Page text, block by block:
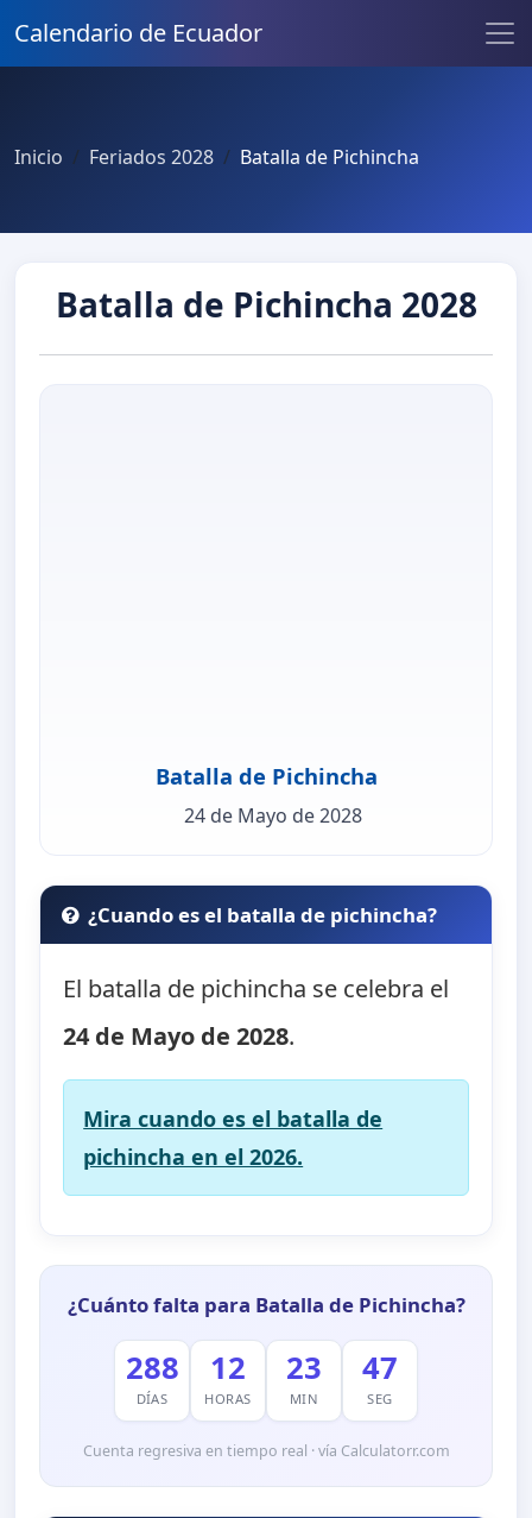
Calendario de Ecuador
Inicio Feriados 2028 Batalla de Pichincha
Batalla de Pichincha 2028
Batalla de Pichincha
24 de Mayo de 2028
¿Cuando es el batalla de pichincha?
El batalla de pichincha se celebra el
24 de Mayo de 2028.
Mira cuando es el batalla de
pichincha en el 2026.
¿Cuánto falta para Batalla de Pichincha?
288
DÍAS
12
HORAS
23
MIN
45
SEG
Cuenta regresiva en tiempo real · vía Calculatorr.com